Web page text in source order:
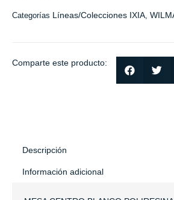
Categorías Líneas/Colecciones IXIA,
Comparte este producto:
Descripción
Información adicional